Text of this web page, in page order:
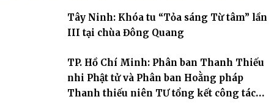
cho hơn 60 tu sinh.Tây Ninh: Khóa tu “Tỏa sáng Từ tâm” lần
III tại chùa Đông Quang
TP. Hồ Chí Minh: Phân ban Thanh Thiếu
nhi Phật tử và Phân ban Hoằng pháp
Thanh thiếu niên TƯ tổng kết công tác